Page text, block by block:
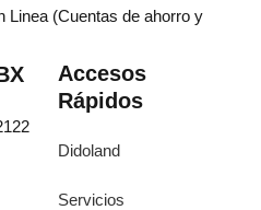
Linea (Cuentas de ahorro y
Accesos
Rápidos
Didoland
Servicios